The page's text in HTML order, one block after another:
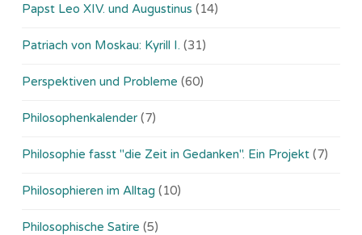
Papst Leo XIV. und Augustinus (14)
Patriach von Moskau: Kyrill I. (31)
Perspektiven und Probleme (60)
Philosophenkalender (7)
Philosophie fasst "die Zeit in Gedanken". Ein Projekt (7)
Philosophieren im Alltag (10)
Philosophische Satire (5)